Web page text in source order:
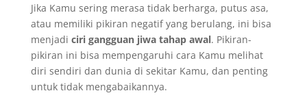
Jika Kamu sering merasa tidak berharga, putus asa,
atau memiliki pikiran negatif yang berulang, ini bisa
menjadi ciri gangguan jiwa tahap awal. Pikiran-
pikiran ini bisa mempengaruhi cara Kamu melihat
diri sendiri dan dunia di sekitar Kamu, dan penting
untuk tidak mengabaikannya.